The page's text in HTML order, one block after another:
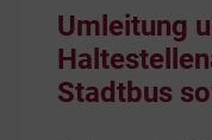
Umleitung
Stadtbus